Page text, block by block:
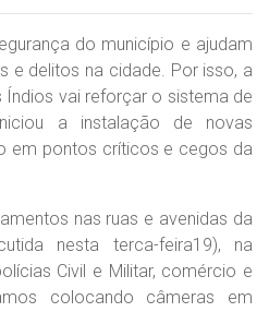
do município e ajudam
e delitos na cidade. Por isso, a
Índios vai reforçar o sistema de
a instalação de novas
em pontos críticos e cegos da
nas ruas e avenidas da
nesta terca-feira19), na
Civil e Militar, comércio e
colocando câmeras em